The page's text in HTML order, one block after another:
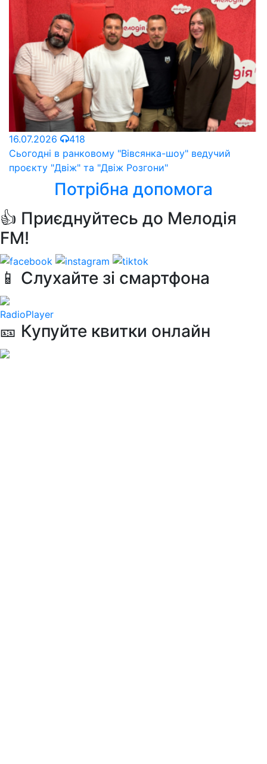
16.07.2026
418
Сьогодні в ранковому "Вівсянка-шоу" ведучий
проєкту "Двіж" та "Двіж Розгони"
Потрібна допомога
👍 Приєднуйтесь до Мелодія
FM!
📱 Слухайте зі смартфона
RadioPlayer
🎫 Купуйте квитки онлайн